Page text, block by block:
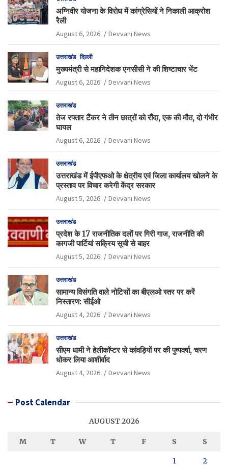
अग्निवीर योजना के विरोध में कांग्रेसियों ने निकाली आक्रोश
रैली
August 6, 2026 Devvani News
उत्तराखंड दिल्ली
मुख्यमंत्री से महानिदेशक एनसीसी ने की शिष्टाचार भेंट
August 6, 2026 Devvani News
उत्तराखंड
तेज रफ्तार टैंकर ने तीन छात्रों को रौंदा, एक की मौत, दो गंभीर
घायल
August 6, 2026 Devvani News
उत्तराखंड
उत्तराखंड में ईपीएफओ के क्षेत्रीय एवं जिला कार्यालय खोलने के
प्रस्ताव पर विचार करेगी केंद्र सरकार
August 5, 2026 Devvani News
उत्तराखंड
प्रदेश के 17 राजनीतिक दलों पर गिरी गाज, राजनीति की
कागजी पार्टियां सक्रिय सूची से बाहर
August 5, 2026 Devvani News
उत्तराखंड
सामान्य विसंगति वाले नोटिसों का बीएलओ स्तर पर करें
निस्तारण: सीईओ
August 4, 2026 Devvani News
उत्तराखंड
सीएम धामी ने हेलीकॉप्टर से कांवड़ियों पर की पुष्पवर्षा, चरण
धोकर लिया आशीर्वाद
August 4, 2026 Devvani News
Post Calendar
AUGUST 2026
M T W T F S S
1 2